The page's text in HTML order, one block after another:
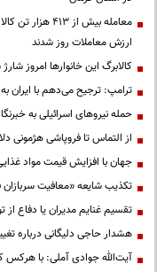
معامله بیش از
ارزش معاملات روز شدند
کالابرگ این خانوارها امروز
ترامپ: ترجیح می‌دهم با ایران
حمله نیروهای اسرائیلی به
از التماس تا فروپاشی هژمونی
جهان با افزایش قیمت مواد
تکذیب شایعه «معافیت سربازان
تقسیم غنایم مدیران یا دفاع
هشدار حاجی دلیگانی درباره
آیت‌الله جوادی آملی: با هرکس